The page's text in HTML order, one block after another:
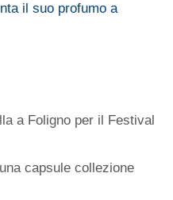
il suo profumo a
a Foligno per il Festival
capsule collezione